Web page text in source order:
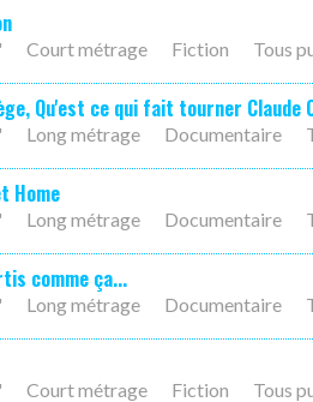
Court métrage Fiction Tous
Qu'est ce qui fait tourner Claude
Long métrage Documentaire
Home
Long métrage Documentaire
comme ça...
Long métrage Documentaire
Court métrage Fiction Tous